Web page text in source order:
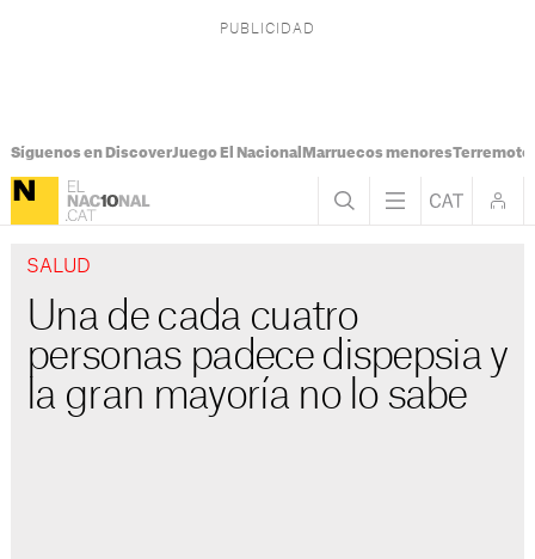
Síguenos en DiscoverJuego El Nacional Marruecos menoresTerremoto
SALUD
Una de cada cuatro
personas padece dispepsia y
la gran mayoría no lo sabe